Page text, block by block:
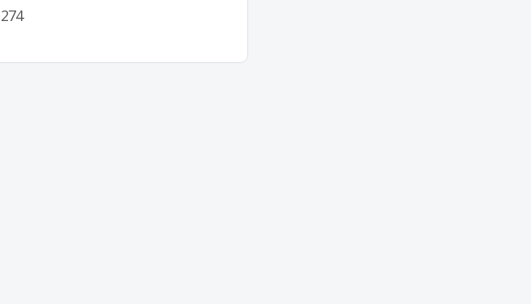
274